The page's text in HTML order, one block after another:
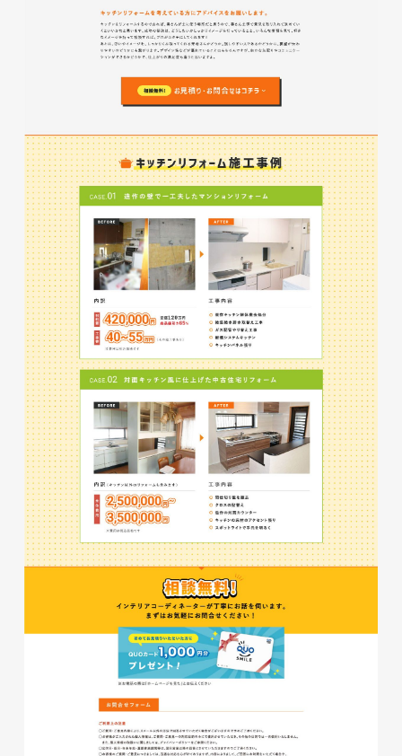
#HTML/CSSコーディング
#レスポンシブWebデザイン
杉野屋様 立春大福チラシ
印刷物 #食品・飲食 #チラシ
株式会社三共様 会社案内パン
フレット
印刷物
#産業廃棄物処理業
#イラスト
#エコ・環境
株式会社三共様 さんきょちゃ
んぬいぐるみ
イラスト・キャラクター
#イラスト
#エコ・環境
#ぬいぐるみ
株式会社三共様 ドリップコー
#産業廃棄物処理業
#エコ・環境